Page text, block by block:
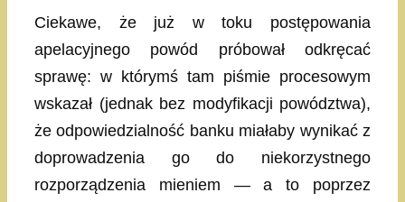
Ciekawe, że już w toku postępowania
apelacyjnego powód próbował odkręcać
sprawę: w którymś tam piśmie procesowym
wskazał (jednak bez modyfikacji powództwa),
że odpowiedzialność banku miałaby wynikać z
doprowadzenia go do niekorzystnego
rozporządzenia mieniem — a to poprzez